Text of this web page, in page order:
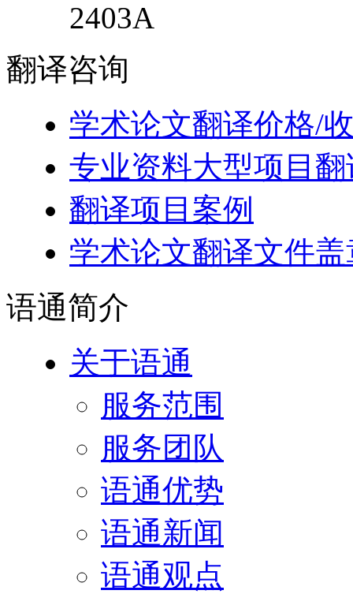
2403A
翻译咨询
学术论文翻译价格/
专业资料大型项目翻
翻译项目案例
学术论文翻译文件盖
语通简介
关于语通
服务范围
服务团队
语通优势
语通新闻
语通观点